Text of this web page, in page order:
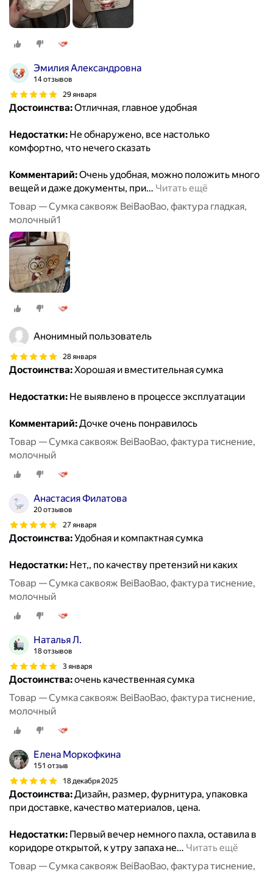
Эмилия Александровна
14 отзывов
29 января
Достоинства:Отличная, главное удобная
Недостатки: Не обнаружено, все настолько
комфортно, что нечего сказать
Комментарий:Очень удобная, можно положить много
вещей и даже документы, при… Читать ещё
Товар — Сумка саквояж BeiBaoBao, фактура гладкая,
молочный1
Анонимный пользователь
28 января
Достоинства:Хорошая и вместительная сумка
Недостатки: Не выявлено в процессе эксплуатации
Комментарий:Дочке очень понравилось
Товар — Сумка саквояж BeiBaoBao, фактура тиснение,
молочный
Анастасия Филатова
20 отзывов
27 января
Достоинства:Удобная и компактная сумка
Недостатки: Нет,, по качеству претензий ни каких
Товар — Сумка саквояж BeiBaoBao, фактура тиснение,
молочный
Наталья Л.
18 отзывов
3 января
Достоинства:очень качественная сумка
Товар — Сумка саквояж BeiBaoBao, фактура тиснение,
молочный
Елена Моркофкина
151 отзыв
18 декабря 2025
Достоинства:Дизайн, размер, фурнитура, упаковка
при доставке, качество материалов, цена.
Недостатки: Первый вечер немного пахла, оставила в
коридоре открытой, к утру запаха не… Читать ещё
Товар — Сумка саквояж BeiBaoBao, фактура тиснение,